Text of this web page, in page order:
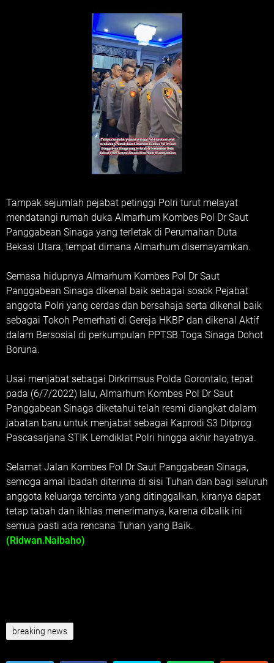
Tampak sejumlah pejabat petinggi Polri turut melayat
mendatangi rumah duka Almarhum Kombes Pol Dr Saut
Panggabean Sinaga yang terletak di Perumahan Duta
Bekasi Utara, tempat dimana Almarhum disemayamkan.
Semasa hidupnya Almarhum Kombes Pol Dr Saut
Panggabean Sinaga dikenal baik sebagai sosok Pejabat
anggota Polri yang cerdas dan bersahaja serta dikenal baik
sebagai Tokoh Pemerhati di Gereja HKBP dan dikenal Aktif
dalam Bersosial di perkumpulan PPTSB Toga Sinaga Dohot
Boruna.
Usai menjabat sebagai Dirkrimsus Polda Gorontalo, tepat
pada (6/7/2022) lalu, Almarhum Kombes Pol Dr Saut
Panggabean Sinaga diketahui telah resmi diangkat dalam
jabatan baru untuk menjabat sebagai Kaprodi S3 Ditprog
Pascasarjana STIK Lemdiklat Polri hingga akhir hayatnya.
Selamat Jalan Kombes Pol Dr Saut Panggabean Sinaga,
semoga amal ibadah diterima di sisi Tuhan dan bagi seluruh
anggota keluarga tercinta yang ditinggalkan, kiranya dapat
tetap tabah dan ikhlas menerimanya, karena dibalik ini
semua pasti ada rencana Tuhan yang Baik.
(Ridwan.Naibaho)
breaking news